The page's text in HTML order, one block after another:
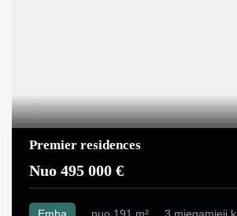
Premier residences
Nuo 495 000 €